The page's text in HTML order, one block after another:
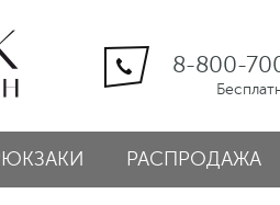
8-800-
РАСПРОДАЖА